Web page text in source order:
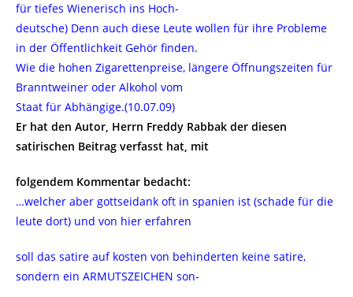
für tiefes Wienerisch ins Hoch-
deutsche) Denn auch diese Leute wollen für ihre Probleme
in der Öffentlichkeit Gehör finden.
Wie die hohen Zigarettenpreise, längere Öffnungszeiten für
Branntweiner oder Alkohol vom
Staat für Abhängige.(10.07.09)
Er hat den Autor, Herrn Freddy Rabbak der diesen
satirischen Beitrag verfasst hat, mit
folgendem Kommentar bedacht:
…welcher aber gottseidank oft in spanien ist (schade für die
leute dort) und von hier erfahren
soll das satire auf kosten von behinderten keine satire,
sondern ein ARMUTSZEICHEN son-